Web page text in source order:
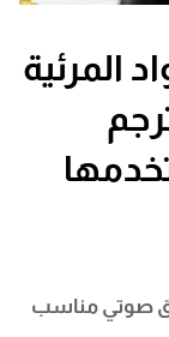
المرئية
صوتي مناسب